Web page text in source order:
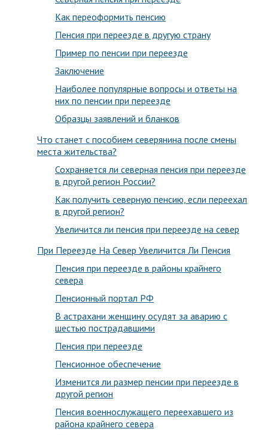
Как переоформить пенсию
Пенсия при переезде в другую страну
Пример по пенсии при переезде
Заключение
Наиболее популярные вопросы и ответы на
них по пенсии при переезде
Образцы заявлений и бланков
Что станет с пособием северянина после смены
места жительства?
Сохраняется ли северная пенсия при переезде
в другой регион России?
Как получить северную пенсию, если переехал
в другой регион?
Увеличится ли пенсия при переезде на север
При Переезде На Север Увеличится Ли Пенсия
Пенсия при переезде в районы крайнего
севера
Пенсионный портал РФ
В астрахани женщину осудят за аварию с
шестью пострадавшими
Пенсия при переезде
Пенсионное обеспечение
Изменится ли размер пенсии при переезде в
другой регион
Пенсия военнослужащего переехавшего из
района крайнего севера